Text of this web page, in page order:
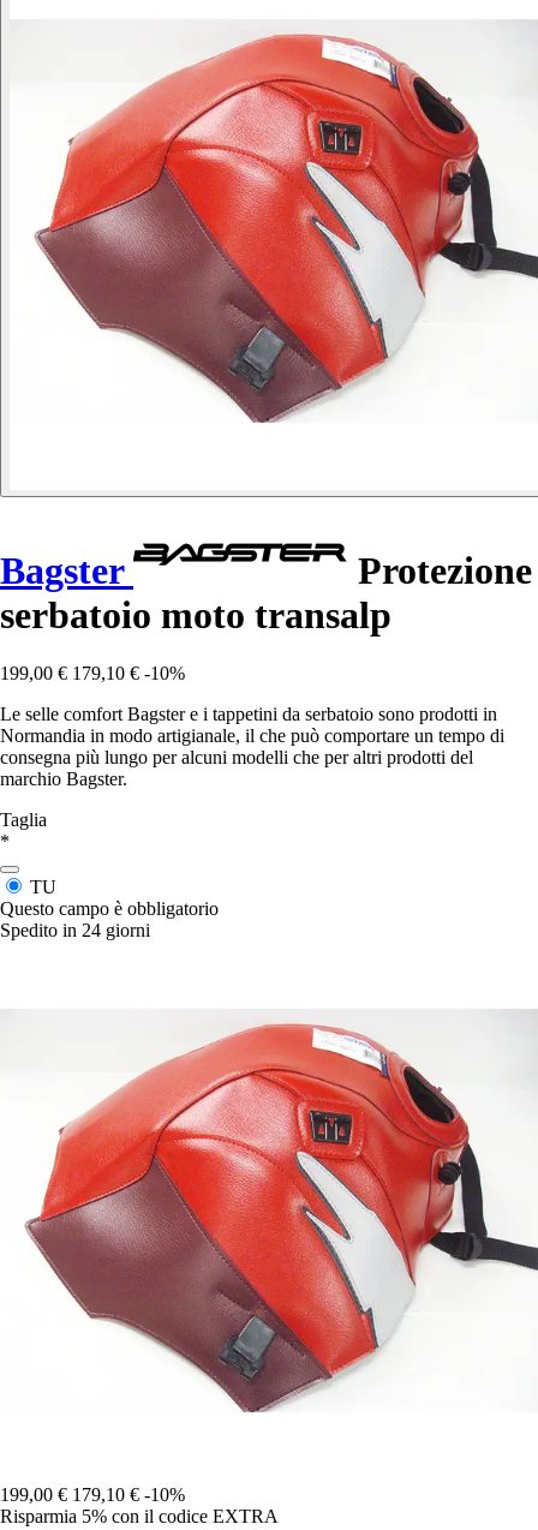
Bagster
Protezione
serbatoio moto transalp
199,00 € 179,10 € -10%
Le selle comfort Bagster e i tappetini da serbatoio sono prodotti in
Normandia in modo artigianale, il che può comportare un tempo di
consegna più lungo per alcuni modelli che per altri prodotti del
marchio Bagster.
Taglia
*
TU
Questo campo è obbligatorio
Spedito in 24 giorni
199,00 € 179,10 € -10%
Risparmia 5% con il codice EXTRA